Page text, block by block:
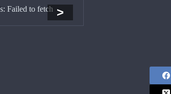
Failed to fetch >